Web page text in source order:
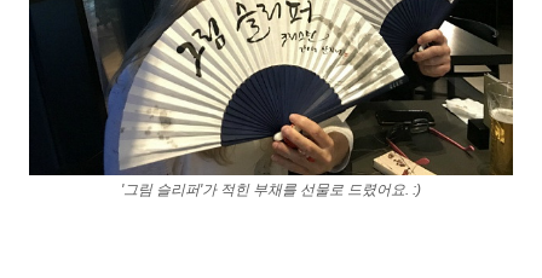
'그림 슬리퍼'가 적힌 부채를 선물로 드렸어요. :)